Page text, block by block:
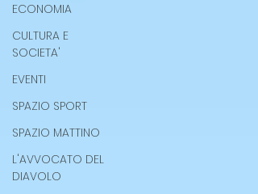
ECONOMIA
CULTURA E
SOCIETA'
EVENTI
SPAZIO SPORT
SPAZIO MATTINO
L'AVVOCATO DEL
DIAVOLO